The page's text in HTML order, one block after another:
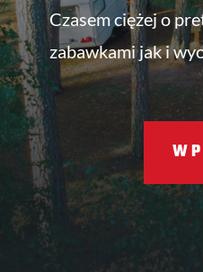
Czasem ciężej o
zabawkami jak i